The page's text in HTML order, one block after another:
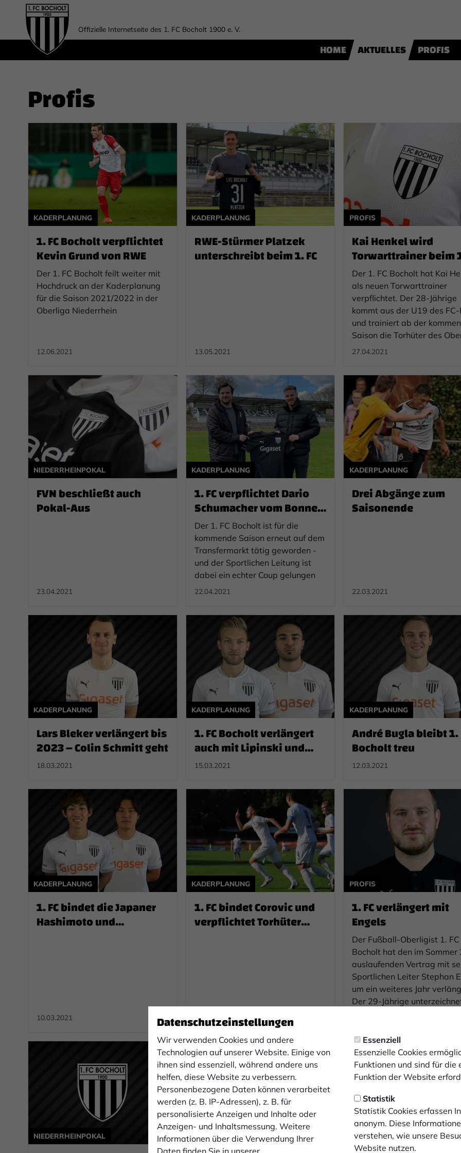
Datenschutzeinstellungen
Wir verwenden Cookies und andere
Technologien auf unserer Website. Einige von
ihnen sind essenziell, während andere uns
helfen, diese Website zu verbessern.
Personenbezogene Daten können verarbeitet
werden (z. B. IP-Adressen), z. B. für
personalisierte Anzeigen und Inhalte oder
Anzeigen- und Inhaltsmessung. Weitere
Informationen über die Verwendung Ihrer
Daten finden Sie in unserer
Essenziell
Essenzielle Cookies
Funktionen und sind für die
Funktion der Website
Statistik
Statistik Cookies erfassen
anonym. Diese
verstehen, wie unsere
Website nutzen.
Offizielle Internetseite des 1. FC Bocholt 1900 e. V.
HOME AKTUELLES PROFIS
Profis
KADERPLANUNG
1. FC Bocholt verpflichtet
Kevin Grund von RWE
Der 1. FC Bocholt feilt weiter mit
Hochdruck an der Kaderplanung
für die Saison 2021/2022 in der
Oberliga Niederrhein
12.06.2021
KADERPLANUNG
RWE-Stürmer Platzek
unterschreibt beim 1. FC
13.05.2021
PROFIS
Kai Henkel wird
Torwarttrainer beim
Der 1. FC Bocholt hat Kai
als neuen Torwarttrainer
verpflichtet. Der 28-Jährige
kommt aus der U19 des
und trainiert ab der
Saison die Torhüter des
Kaders.
27.04.2021
NIEDERRHEINPOKAL
FVN beschließt auch
Pokal-Aus
23.04.2021
KADERPLANUNG
1. FC verpflichtet Dario
Schumacher vom Bonner
SC
Der 1. FC Bocholt ist für die
kommende Saison erneut auf dem
Transfermarkt tätig geworden -
und der Sportlichen Leitung ist
dabei ein echter Coup gelungen
22.04.2021
KADERPLANUNG
Drei Abgänge zum
Saisonende
22.03.2021
KADERPLANUNG
Lars Bleker verlängert bis
2023 – Colin Schmitt geht
18.03.2021
KADERPLANUNG
1. FC Bocholt verlängert
auch mit Lipinski und
Sezen
15.03.2021
KADERPLANUNG
André Bugla bleibt 1.
Bocholt treu
12.03.2021
KADERPLANUNG
1. FC bindet die Japaner
Hashimoto und
10.03.2021
KADERPLANUNG
1. FC bindet Corovic und
verpflichtet Torhüter
27.01.2021
PROFIS
1. FC verlängert mit
Engels
Der Fußball-Oberligist 1. FC
Bocholt hat den im Sommer
auslaufenden Vertrag mit
Sportlichen Leiter Stephan
um ein weiteres Jahr
Der 29-Jährige
NIEDERRHEINPOKAL PROFIS PROFIS